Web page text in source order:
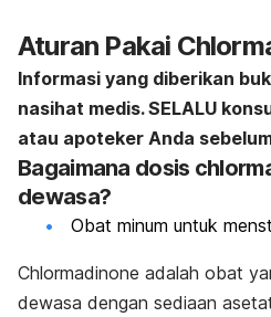
Aturan Pakai
Informasi yang diberikan
nasihat medis. SELALU
atau apoteker Anda
Bagaimana dosis
dewasa?
Obat minum untuk
Chlormadinone adalah obat
dewasa dengan sediaan